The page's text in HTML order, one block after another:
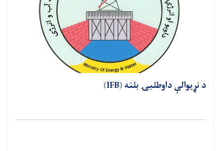
د نړيوالې داوطلبۍ بلنه (IFB)